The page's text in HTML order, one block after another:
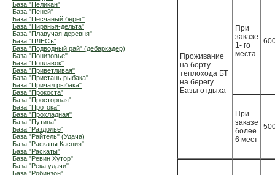
База "Пеликан"
База "Пеней"
База "Песчаный берег"
База "Пиранья-дельта"
База "Плавучая деревня"
База "ПЛЕСъ"
База "Подводный рай" (дебаркадер)
База "Понизовье"
База "Поплавок"
База "Приветливая"
База "Пристань рыбака"
База "Причал рыбака"
База "Прокоста"
База "Просторная"
База "Протока"
База "Прохладная"
База "Путина"
База "Раздолье"
База "Райтель" (Удача)
База "Раскаты Каспия"
База "Раскаты"
База "Ревин Хутор"
База "Река удачи"
База "Робинзон"
Проживание
на борту
теплохода БТ
на берегу
Базы отдыха
При
заказе
1- го
места
При
заказе
более
6 мест